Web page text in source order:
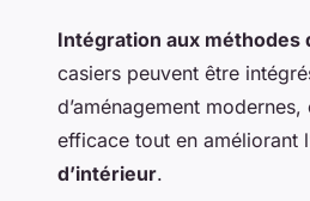
Intégration aux méthodes
casiers peuvent être
d’aménagement
efficace tout en améliorant
d’intérieur.